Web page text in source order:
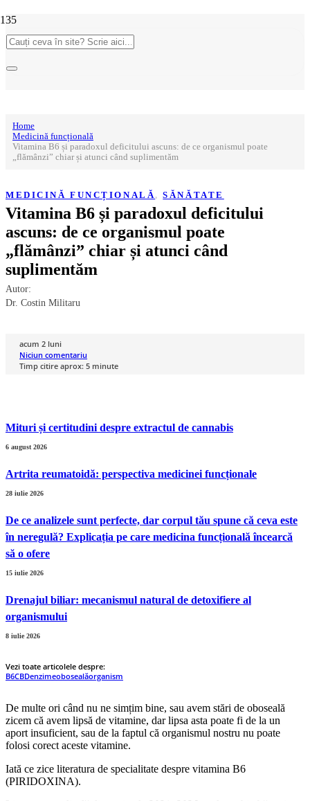
Home
Medicină funcțională
Vitamina B6 și paradoxul deficitului ascuns: de ce organismul poate
„flămânzi” chiar și atunci când suplimentăm
MEDICINĂ FUNCȚIONALĂ,SĂNĂTATE
Vitamina B6 și paradoxul deficitului
ascuns: de ce organismul poate
„flămânzi” chiar și atunci când
suplimentăm
Autor:
Dr. Costin Militaru
acum 2 luni
Niciun comentariu
Timp citire aprox: 5 minute
Mituri și certitudini despre extractul de cannabis
6 august 2026
Artrita reumatoidă: perspectiva medicinei funcționale
28 iulie 2026
De ce analizele sunt perfecte, dar corpul tău spune că ceva este
în neregulă? Explicația pe care medicina funcțională încearcă
să o ofere
15 iulie 2026
Drenajul biliar: mecanismul natural de detoxifiere al
organismului
8 iulie 2026
Vezi toate articolele despre:
B6CBDenzimeobosealăorganism
De multe ori când nu ne simțim bine, sau avem stări de oboseală
zicem că avem lipsă de vitamine, dar lipsa asta poate fi de la un
aport insuficient, sau de la faptul că organismul nostru nu poate
folosi corect aceste vitamine.
Iată ce zice literatura de specialitate despre vitamina B6
(PIRIDOXINA).